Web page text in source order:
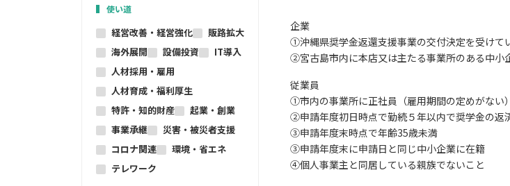
使い道
経営改善・経営強化
販路拡大
海外展開
設備投資
IT導入
人材採用・雇用
人材育成・福利厚生
特許・知的財産
起業・創業
事業承継
災害・被災者支援
コロナ関連
環境・省エネ
テレワーク
企業
①沖縄県奨学金返還支援事業の交付決定を受けて
②宮古島市内に本店又は主たる事業所のある中小
従業員
①市内の事業所に正社員（雇用期間の定めがない
②申請年度初日時点で勤続５年以内で奨学金の返
③申請年度末時点で年齢35歳未満
③申請年度末に申請日と同じ中小企業に在籍
④個人事業主と同居している親族でないこと